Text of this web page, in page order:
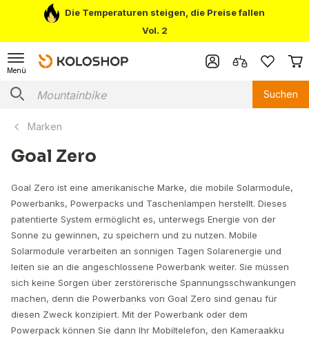
Die Temperaturen steigen, die Preise fallen
Vol. 2
Menü
Suchen
Marken
Goal Zero
Goal Zero ist eine amerikanische Marke, die mobile Solarmodule,
Powerbanks, Powerpacks und Taschenlampen herstellt. Dieses
patentierte System ermöglicht es, unterwegs Energie von der
Sonne zu gewinnen, zu speichern und zu nutzen. Mobile
Solarmodule verarbeiten an sonnigen Tagen Solarenergie und
leiten sie an die angeschlossene Powerbank weiter. Sie müssen
sich keine Sorgen über zerstörerische Spannungsschwankungen
machen, denn die Powerbanks von Goal Zero sind genau für
diesen Zweck konzipiert. Mit der Powerbank oder dem
Powerpack können Sie dann Ihr Mobiltelefon, den Kameraakku